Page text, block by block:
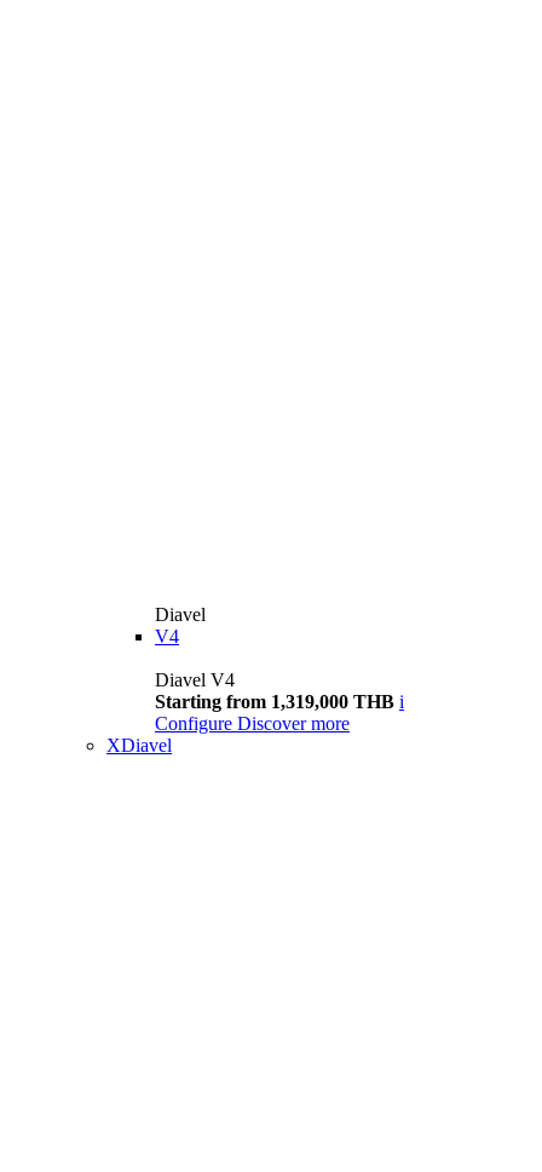
Diavel
V4
Diavel V4
Starting from 1,319,000 THB i
Configure Discover more
XDiavel